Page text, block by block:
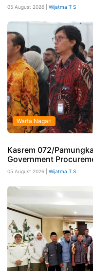
05 August 2026 | Wijatma T S
Warta Nagari
Kasrem 072/
Government
05 August 2026 | Wijatma T S